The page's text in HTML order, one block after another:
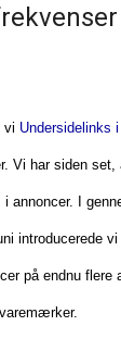
vi Undersidelinks
Vi har siden
annoncer. I
introducerede vi
på endnu